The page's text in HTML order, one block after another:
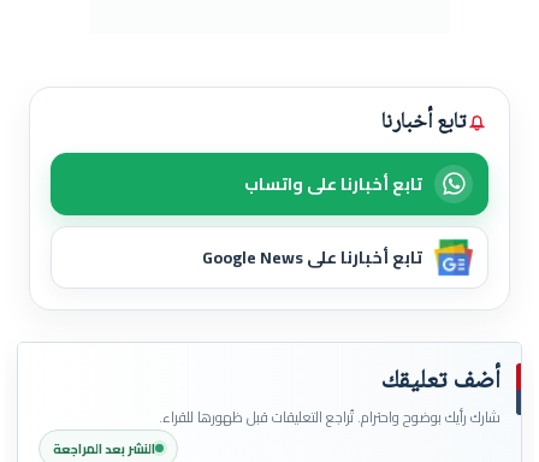
تابع أخبارنا
تابع أخبارنا على واتساب
تابع أخبارنا على Google News
أضف تعليقك
شارك رأيك بوضوح واحترام. تُراجع التعليقات قبل ظهورها للقراء.
النشر بعد المراجعة